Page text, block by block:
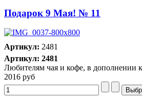
Подарок 9 Мая! № 11
Артикул: 2481
Артикул: 2481
Любителям чая и кофе, в дополнении
2016 руб